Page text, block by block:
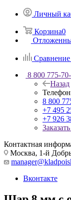
Личный
Корзина0
Сравнение
8 800 775-
Назад
8 800
+7 495
+7 926
Контактная
Москва, 1-й
Вконтакте